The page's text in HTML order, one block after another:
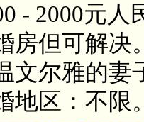
- 2000元
房但可解决
文尔雅的
地区：不限